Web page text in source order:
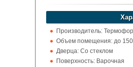
Какая цена Вас
устроит?
Указать цену
Производитель:
Объем помещения: до 150
Дверца: Со стеклом
Поверхность: Варочная